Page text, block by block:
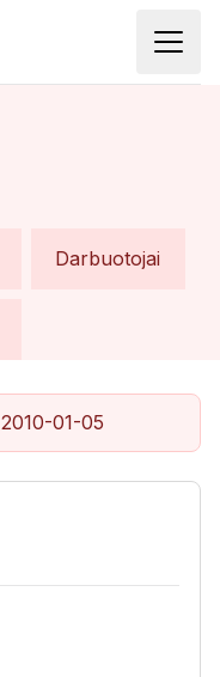
Darbuotojai
2010-01-05